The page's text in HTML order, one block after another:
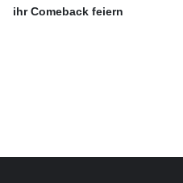
ihr Comeback feiern